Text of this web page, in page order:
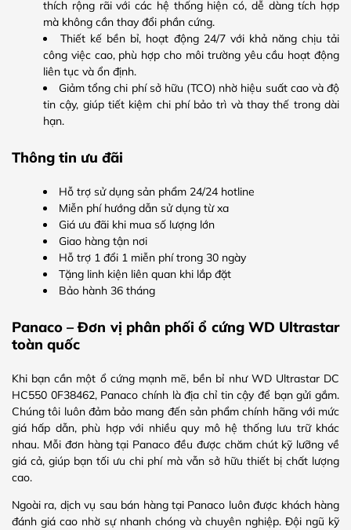
thích rộng rãi với các hệ thống hiện có, dễ dàng tích hợp
mà không cần thay đổi phần cứng.
Thiết kế bền bỉ, hoạt động 24/7 với khả năng chịu tải
công việc cao, phù hợp cho môi trường yêu cầu hoạt động
liên tục và ổn định.
Giảm tổng chi phí sở hữu (TCO) nhờ hiệu suất cao và độ
tin cậy, giúp tiết kiệm chi phí bảo trì và thay thế trong dài
hạn.
Thông tin ưu đãi
Hỗ trợ sử dụng sản phẩm 24/24 hotline
Miễn phí hướng dẫn sử dụng từ xa
Giá ưu đãi khi mua số lượng lớn
Giao hàng tận nơi
Hỗ trợ 1 đổi 1 miễn phí trong 30 ngày
Tặng linh kiện liên quan khi lắp đặt
Bảo hành 36 tháng
Panaco – Đơn vị phân phối ổ cứng WD Ultrastar
toàn quốc
Khi bạn cần một ổ cứng mạnh mẽ, bền bỉ như WD Ultrastar DC
HC550 0F38462, Panaco chính là địa chỉ tin cậy để bạn gửi gắm.
Chúng tôi luôn đảm bảo mang đến sản phẩm chính hãng với mức
giá hấp dẫn, phù hợp với nhiều quy mô hệ thống lưu trữ khác
nhau. Mỗi đơn hàng tại Panaco đều được chăm chút kỹ lưỡng về
giá cả, giúp bạn tối ưu chi phí mà vẫn sở hữu thiết bị chất lượng
cao.
Ngoài ra, dịch vụ sau bán hàng tại Panaco luôn được khách hàng
đánh giá cao nhờ sự nhanh chóng và chuyên nghiệp. Đội ngũ kỹ